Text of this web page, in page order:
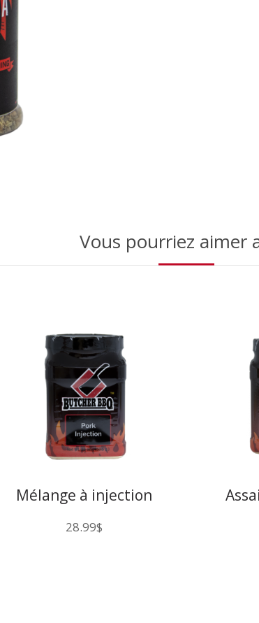
Vous pourriez aimer
Mélange à injection
28.99$
sur